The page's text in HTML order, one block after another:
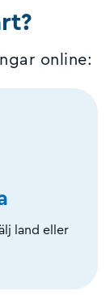
online:
land eller